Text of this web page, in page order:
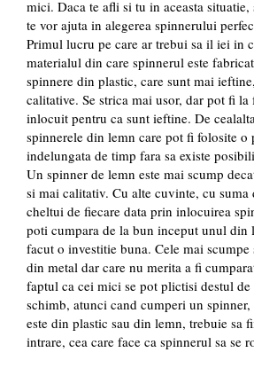
mici. Daca te afli si tu in aceasta
te vor ajuta in alegerea spinnerului
Primul lucru pe care ar trebui sa il iei in
materialul din care spinnerul este
spinnere din plastic, care sunt mai
calitative. Se strica mai usor, dar pot fi la
inlocuit pentru ca sunt ieftine. De
spinnerele din lemn care pot fi folosite o
indelungata de timp fara sa existe
Un spinner de lemn este mai scump
si mai calitativ. Cu alte cuvinte, cu suma
cheltui de fiecare data prin inlocuirea
poti cumpara de la bun inceput unul din
facut o investitie buna. Cele mai scumpe
din metal dar care nu merita a fi
faptul ca cei mici se pot plictisi destul de
schimb, atunci cand cumperi un
este din plastic sau din lemn, trebuie sa
intrare, cea care face ca spinnerul sa se